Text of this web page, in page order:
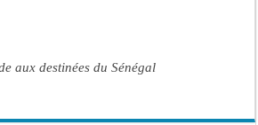
aux destinées du Sénégal